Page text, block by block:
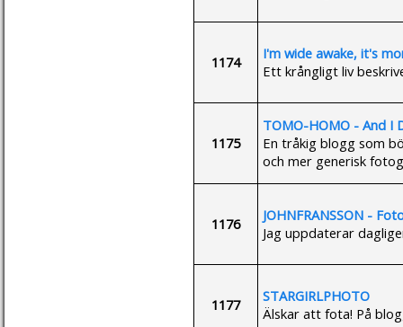
1174
I'm wide awake, it's
Ett krångligt liv
1175
TOMO-HOMO - And I
En tråkig blogg som
och mer generisk
1176
JOHNFRANSSON -
Jag uppdaterar
1177
STARGIRLPHOTO
Älskar att fota! På